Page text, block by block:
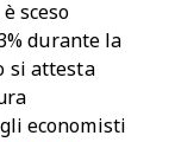
sceso
durante la
si attesta
economisti